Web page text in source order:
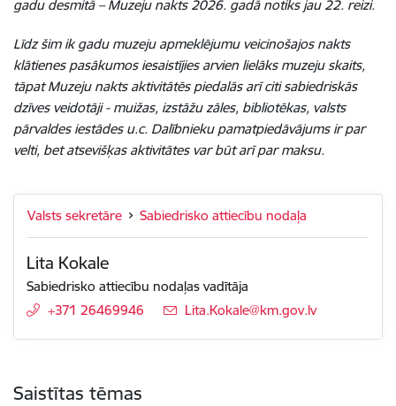
gadu desmitā – Muzeju nakts 2026. gadā notiks jau 22. reizi.
Līdz šim ik gadu muzeju apmeklējumu veicinošajos nakts
klātienes pasākumos iesaistījies arvien lielāks muzeju skaits,
tāpat Muzeju nakts aktivitātēs piedalās arī citi sabiedriskās
dzīves veidotāji - muižas, izstāžu zāles, bibliotēkas, valsts
pārvaldes iestādes u.c. Dalībnieku pamatpiedāvājums ir par
velti, bet atsevišķas aktivitātes var būt arī par maksu.
Valsts sekretāre Sabiedrisko attiecību nodaļa
Lita Kokale
Sabiedrisko attiecību nodaļas vadītāja
+371 26469946
E-pasts:
Lita.Kokale@km.gov.lv
Saistītas tēmas